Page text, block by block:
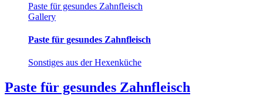
Paste für gesundes Zahnfleisch
Gallery
Paste für gesundes Zahnfleisch
Sonstiges aus der Hexenküche
Paste für gesundes Zahnfleisch